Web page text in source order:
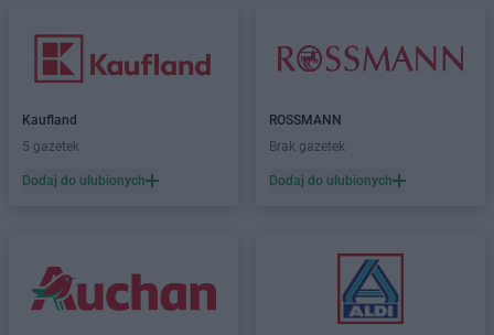
Kaufland
5 gazetek
Dodaj do ulubionych
ROSSMANN
Brak gazetek
Dodaj do ulubionych